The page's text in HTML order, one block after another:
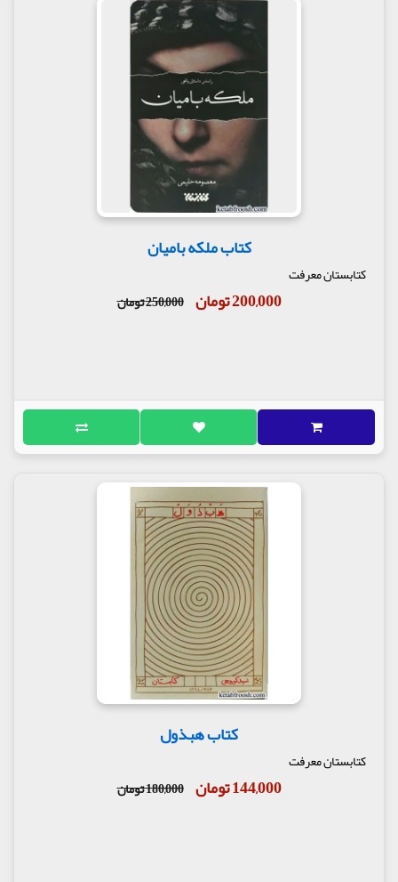
کتاب ملکه بامیان
کتابستان معرفت
200,000 تومان 250,000 تومان
کتاب هبذول
کتابستان معرفت
144,000 تومان 180,000 تومان